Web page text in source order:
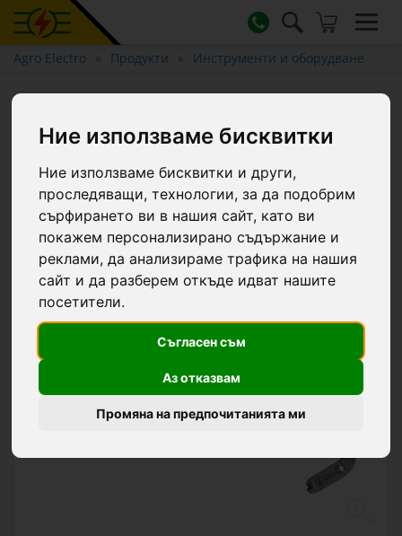
Ние използваме бисквитки
Ние използваме бисквитки и други,
проследяващи, технологии, за да подобрим
сърфирането ви в нашия сайт, като ви
покажем персонализирано съдържание и
реклами, да анализираме трафика на нашия
сайт и да разберем откъде идват нашите
посетители.
Съгласен съм
Аз отказвам
Промяна на предпочитанията ми
Agro Electro Продукти Инструменти и оборудване
дръжка, 65 см